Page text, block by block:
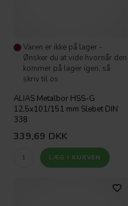
Varen er ikke på lager -
Ønsker du at vide hvornår den
kommer på lager igen, så
skriv til os
ALIAS Metalbor HSS-G
12,5x101/151 mm Slebet DIN
338
339,69 DKK